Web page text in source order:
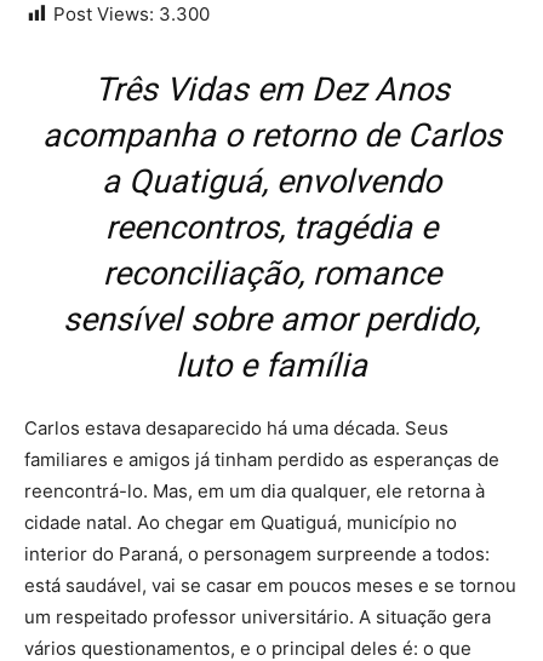
Post Views: 3.300
Três Vidas em Dez Anos
acompanha o retorno de Carlos
a Quatiguá, envolvendo
reencontros, tragédia e
reconciliação, romance
sensível sobre amor perdido,
luto e família
Carlos estava desaparecido há uma década. Seus
familiares e amigos já tinham perdido as esperanças de
reencontrá-lo. Mas, em um dia qualquer, ele retorna à
cidade natal. Ao chegar em Quatiguá, município no
interior do Paraná, o personagem surpreende a todos:
está saudável, vai se casar em poucos meses e se tornou
um respeitado professor universitário. A situação gera
vários questionamentos, e o principal deles é: o que